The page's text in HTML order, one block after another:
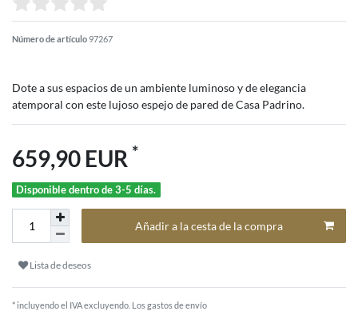
Número de artículo 97267
Dote a sus espacios de un ambiente luminoso y de elegancia
atemporal con este lujoso espejo de pared de Casa Padrino.
659,90 EUR *
Disponible dentro de 3-5 días.
Añadir a la cesta de la compra
Lista de deseos
* incluyendo el IVA excluyendo. Los gastos de envío